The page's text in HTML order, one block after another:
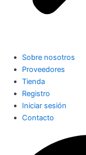
Sobre nosotros
Proveedores
Tienda
Registro
Iniciar sesión
Contacto